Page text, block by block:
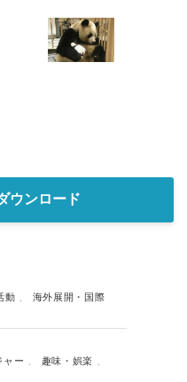
ウンロード
動
海外展開・国際
ャー 趣味・娯楽